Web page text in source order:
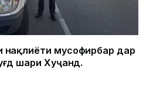
нақлиёти мусофирбар дар
шаҳри Хуҷанд.